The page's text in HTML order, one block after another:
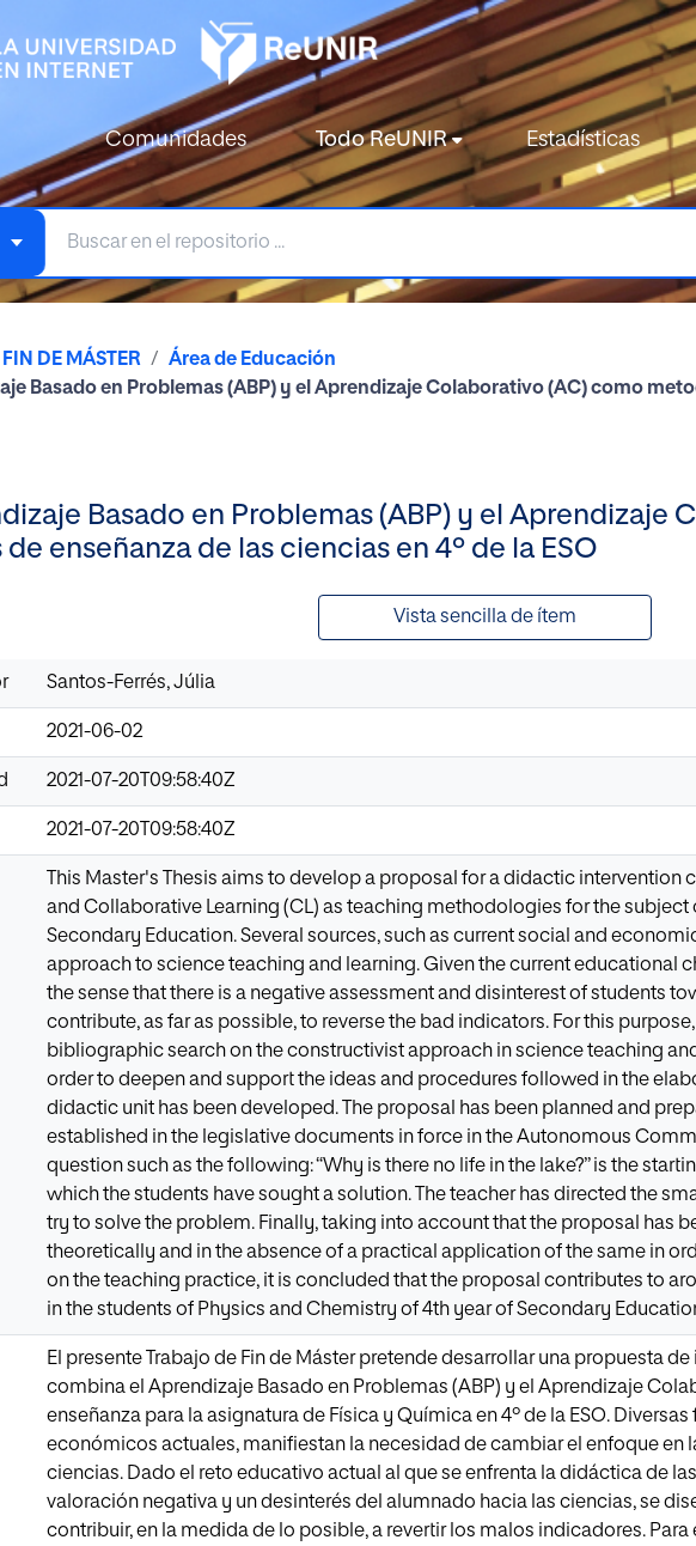
Comunidades Todo ReUNIR Estadísticas
FIN DE MÁSTER
Área de Educación
Basado en Problemas (ABP) y el Aprendizaje Colaborativo (AC) como
Basado en Problemas (ABP) y el Aprendizaje
enseñanza de las ciencias en 4º de la ESO
Vista sencilla de ítem
Santos-Ferrés, Júlia
2021-06-02
2021-07-20T09:58:40Z
2021-07-20T09:58:40Z
This Master's Thesis aims to develop a proposal for a didactic intervention
and Collaborative Learning (CL) as teaching methodologies for the
Secondary Education. Several sources, such as current social and
approach to science teaching and learning. Given the current educational
the sense that there is a negative assessment and disinterest of students
contribute, as far as possible, to reverse the bad indicators. For this
bibliographic search on the constructivist approach in science teaching
order to deepen and support the ideas and procedures followed in the
didactic unit has been developed. The proposal has been planned and
established in the legislative documents in force in the Autonomous
question such as the following: “Why is there no life in the lake?” is the
which the students have sought a solution. The teacher has directed the
try to solve the problem. Finally, taking into account that the proposal has
theoretically and in the absence of a practical application of the same in
on the teaching practice, it is concluded that the proposal contributes to
in the students of Physics and Chemistry of 4th year of Secondary
El presente Trabajo de Fin de Máster pretende desarrollar una propuesta
combina el Aprendizaje Basado en Problemas (ABP) y el Aprendizaje
enseñanza para la asignatura de Física y Química en 4º de la ESO.
económicos actuales, manifiestan la necesidad de cambiar el enfoque en
ciencias. Dado el reto educativo actual al que se enfrenta la didáctica de
valoración negativa y un desinterés del alumnado hacia las ciencias, se
contribuir, en la medida de lo posible, a revertir los malos indicadores.